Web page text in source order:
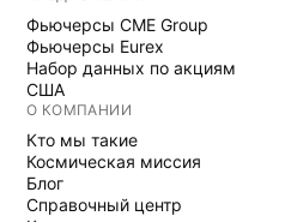
Фьючерсы CME Group
Фьючерсы Eurex
Набор данных по акциям
США
О КОМПАНИИ
Кто мы такие
Космическая миссия
Блог
Справочный центр